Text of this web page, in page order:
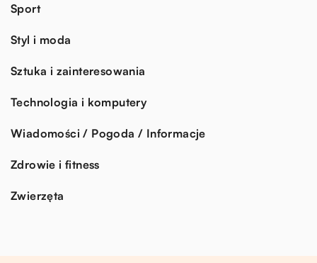
Sport
Styl i moda
Sztuka i zainteresowania
Technologia i komputery
Wiadomości / Pogoda / Informacje
Zdrowie i fitness
Zwierzęta